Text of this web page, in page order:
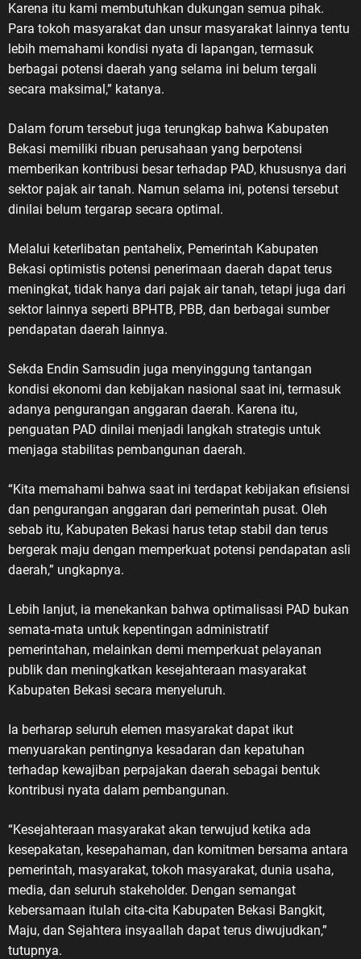
Karena itu kami membutuhkan dukungan semua pihak.
Para tokoh masyarakat dan unsur masyarakat lainnya tentu
lebih memahami kondisi nyata di lapangan, termasuk
berbagai potensi daerah yang selama ini belum tergali
secara maksimal,” katanya.
Dalam forum tersebut juga terungkap bahwa Kabupaten
Bekasi memiliki ribuan perusahaan yang berpotensi
memberikan kontribusi besar terhadap PAD, khususnya dari
sektor pajak air tanah. Namun selama ini, potensi tersebut
dinilai belum tergarap secara optimal.
Melalui keterlibatan pentahelix, Pemerintah Kabupaten
Bekasi optimistis potensi penerimaan daerah dapat terus
meningkat, tidak hanya dari pajak air tanah, tetapi juga dari
sektor lainnya seperti BPHTB, PBB, dan berbagai sumber
pendapatan daerah lainnya.
Sekda Endin Samsudin juga menyinggung tantangan
kondisi ekonomi dan kebijakan nasional saat ini, termasuk
adanya pengurangan anggaran daerah. Karena itu,
penguatan PAD dinilai menjadi langkah strategis untuk
menjaga stabilitas pembangunan daerah.
“Kita memahami bahwa saat ini terdapat kebijakan efisiensi
dan pengurangan anggaran dari pemerintah pusat. Oleh
sebab itu, Kabupaten Bekasi harus tetap stabil dan terus
bergerak maju dengan memperkuat potensi pendapatan asli
daerah,” ungkapnya.
Lebih lanjut, ia menekankan bahwa optimalisasi PAD bukan
semata-mata untuk kepentingan administratif
pemerintahan, melainkan demi memperkuat pelayanan
publik dan meningkatkan kesejahteraan masyarakat
Kabupaten Bekasi secara menyeluruh.
Ia berharap seluruh elemen masyarakat dapat ikut
menyuarakan pentingnya kesadaran dan kepatuhan
terhadap kewajiban perpajakan daerah sebagai bentuk
kontribusi nyata dalam pembangunan.
“Kesejahteraan masyarakat akan terwujud ketika ada
kesepakatan, kesepahaman, dan komitmen bersama antara
pemerintah, masyarakat, tokoh masyarakat, dunia usaha,
media, dan seluruh stakeholder. Dengan semangat
kebersamaan itulah cita-cita Kabupaten Bekasi Bangkit,
Maju, dan Sejahtera insyaallah dapat terus diwujudkan,”
tutupnya.